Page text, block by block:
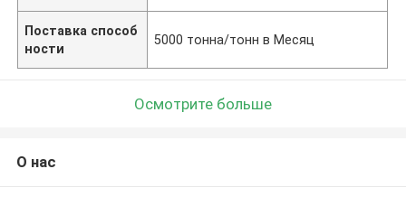
Поставка способ
ности
5000 тонна/тонн в Месяц
Осмотрите больше
О нас